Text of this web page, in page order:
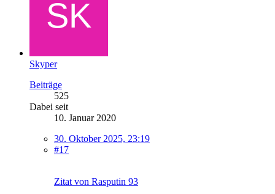
Skyper
Beiträge
525
Dabei seit
10. Januar 2020
30. Oktober 2025, 23:19
#17
Zitat von Rasputin 93